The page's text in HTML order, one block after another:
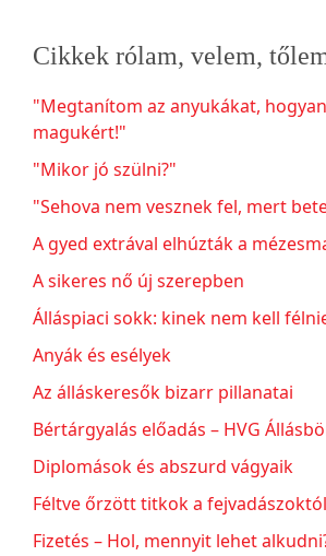
Cikkek rólam, velem,
"Megtanítom az anyukákat,
magukért!"
"Mikor jó szülni?"
"Sehova nem vesznek fel, mert
A gyed extrával elhúzták a
A sikeres nő új szerepben
Álláspiaci sokk: kinek nem kell
Anyák és esélyek
Az álláskeresők bizarr pillanatai
Bértárgyalás előadás – HVG
Diplomások és abszurd vágyaik
Féltve őrzött titkok a fejvadászoktól
Fizetés – Hol, mennyit lehet